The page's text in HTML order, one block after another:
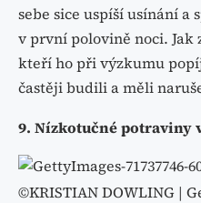
sebe sice uspíší usínání a
v první polovině noci.
kteří ho při výzkumu
častěji budili a měli
9. Nízkotučné potraviny
©KRISTIAN DOWLING |